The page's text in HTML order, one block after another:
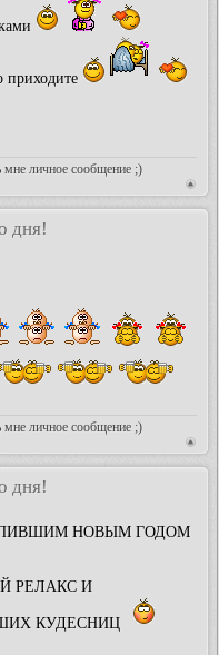
приходите
личное сообщение ;)
дня!
личное сообщение ;)
дня!
НОВЫМ ГОДОМ
РЕЛАКС И
КУДЕСНИЦ